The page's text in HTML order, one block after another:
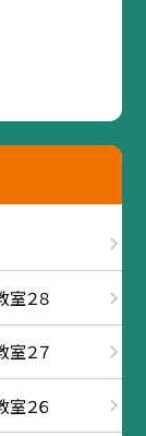
室２８
室２７
室２６